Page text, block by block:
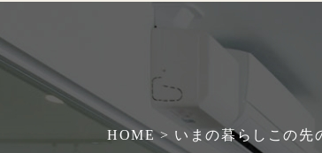
HOME > いまの暮らしこの先